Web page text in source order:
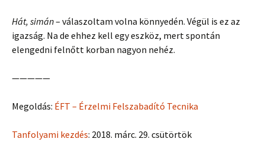
Hát, simán– válaszoltam volna könnyedén. Végül is ez az
igazság. Na de ehhez kell egy eszköz, mert spontán
elengedni felnőtt korban nagyon nehéz.
—————
Megoldás: ÉFT – Érzelmi Felszabadító Tecnika
Tanfolyami kezdés: 2018. márc. 29. csütörtök